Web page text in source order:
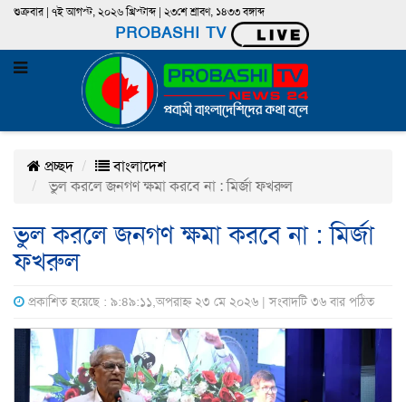
শুক্রবার | ৭ই আগস্ট, ২০২৬ খ্রিস্টাব্দ | ২৩শে শ্রাবণ, ১৪৩৩ বঙ্গাব্দ
PROBASHI TV
প্রচ্ছদ
বাংলাদেশ
ভুল করলে জনগণ ক্ষমা করবে না : মির্জা ফখরুল
ভুল করলে জনগণ ক্ষমা করবে না : মির্জা
ফখরুল
প্রকাশিত হয়েছে : ৯:৪৯:১১,অপরাহ্ন ২৩ মে ২০২৬ | সংবাদটি ৩৬ বার পঠিত